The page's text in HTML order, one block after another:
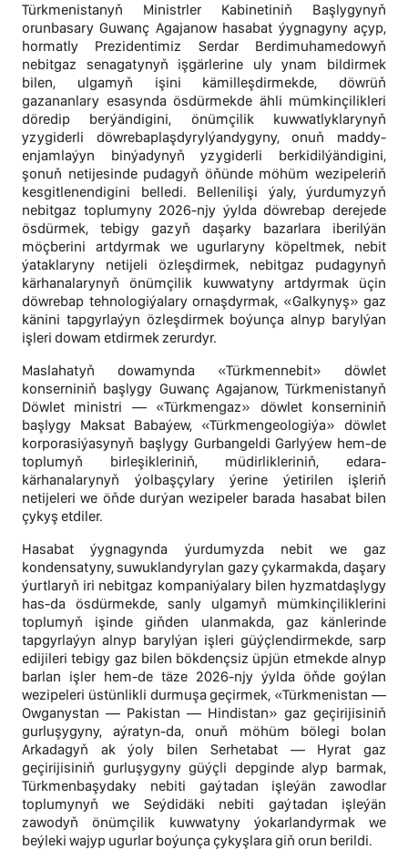
Türkmenistanyň Ministrler Kabinetiniň Başlygynyň
orunbasary Guwanç Agajanow hasabat ýygnagyny açyp,
hormatly Prezidentimiz Serdar Berdimuhamedowyň
nebitgaz senagatynyň işgärlerine uly ynam bildirmek
bilen, ulgamyň işini kämilleşdirmekde, döwrüň
gazananlary esasynda ösdürmekde ähli mümkinçilikleri
döredip berýändigini, önümçilik kuwwatlyklarynyň
yzygiderli döwrebaplaşdyrylýandygyny, onuň maddy-
enjamlaýyn binýadynyň yzygiderli berkidilýändigini,
şonuň netijesinde pudagyň öňünde möhüm wezipeleriň
kesgitlenendigini belledi. Bellenilişi ýaly, ýurdumyzyň
nebitgaz toplumyny 2026-njy ýylda döwrebap derejede
ösdürmek, tebigy gazyň daşarky bazarlara iberilýän
möçberini artdyrmak we ugurlaryny köpeltmek, nebit
ýataklaryny netijeli özleşdirmek, nebitgaz pudagynyň
kärhanalarynyň önümçilik kuwwatyny artdyrmak üçin
döwrebap tehnologiýalary ornaşdyrmak, «Galkynyş» gaz
känini tapgyrlaýyn özleşdirmek boýunça alnyp barylýan
işleri dowam etdirmek zerurdyr.
Maslahatyň dowamynda «Türkmennebit» döwlet
konserniniň başlygy Guwanç Agajanow, Türkmenistanyň
Döwlet ministri — «Türkmengaz» döwlet konserniniň
başlygy Maksat Babaýew, «Türkmengeologiýa» döwlet
korporasiýasynyň başlygy Gurbangeldi Garlyýew hem-de
toplumyň birleşikleriniň, müdirlikleriniň, edara-
kärhanalarynyň ýolbaşçylary ýerine ýetirilen işleriň
netijeleri we öňde durýan wezipeler barada hasabat bilen
çykyş etdiler.
Hasabat ýygnagynda ýurdumyzda nebit we gaz
kondensatyny, suwuklandyrylan gazy çykarmakda, daşary
ýurtlaryň iri nebitgaz kompaniýalary bilen hyzmatdaşlygy
has-da ösdürmekde, sanly ulgamyň mümkinçiliklerini
toplumyň işinde giňden ulanmakda, gaz känlerinde
tapgyrlaýyn alnyp barylýan işleri güýçlendirmekde, sarp
edijileri tebigy gaz bilen bökdençsiz üpjün etmekde alnyp
barlan işler hem-de täze 2026-njy ýylda öňde goýlan
wezipeleri üstünlikli durmuşa geçirmek, «Türkmenistan —
Owganystan — Pakistan — Hindistan» gaz geçirijisiniň
gurluşygyny, aýratyn-da, onuň möhüm bölegi bolan
Arkadagyň ak ýoly bilen Serhetabat — Hyrat gaz
geçirijisiniň gurluşygyny güýçli depginde alyp barmak,
Türkmenbaşydaky nebiti gaýtadan işleýän zawodlar
toplumynyň we Seýdidäki nebiti gaýtadan işleýän
zawodyň önümçilik kuwwatyny ýokarlandyrmak we
beýleki wajyp ugurlar boýunça çykyşlara giň orun berildi.